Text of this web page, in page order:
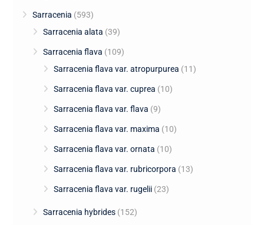
Sarracenia (593)
Sarracenia alata (39)
Sarracenia flava (109)
Sarracenia flava var. atropurpurea (11)
Sarracenia flava var. cuprea (10)
Sarracenia flava var. flava (9)
Sarracenia flava var. maxima (10)
Sarracenia flava var. ornata (10)
Sarracenia flava var. rubricorpora (13)
Sarracenia flava var. rugelii (23)
Sarracenia hybrides (152)